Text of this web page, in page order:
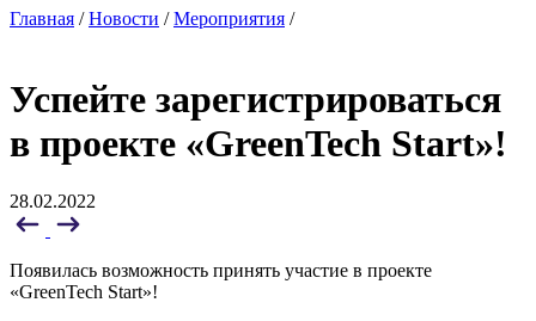
Главная /Новости /Мероприятия /
Успейте зарегистрироваться
в проекте «GreenTech Start»!
28.02.2022
Появилась возможность принять участие в проекте
«GreenTech Start»!